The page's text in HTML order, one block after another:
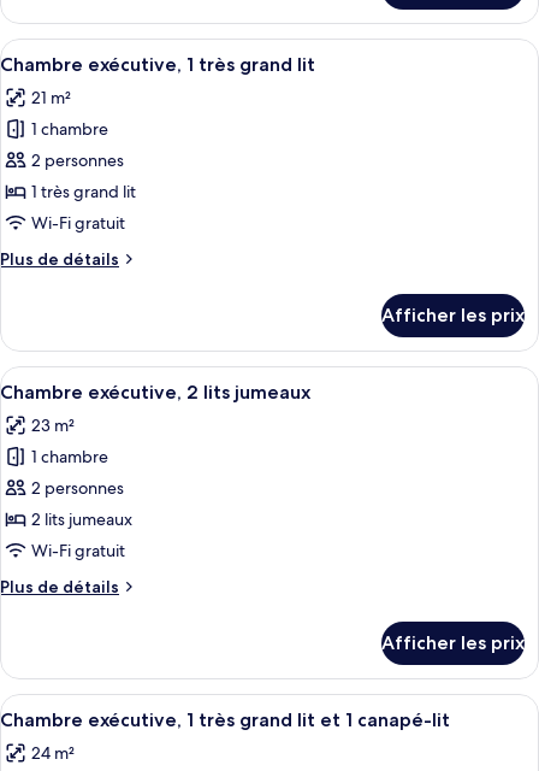
lit
jumeau
Urban,
Chambre,
1
jumeau
Afficher
toutes
les
photos
pour
ce
type
chambre :
très
grand
lit
Une chambre d’hôtel avec un grand
4
Chambre exécutive, 1 très grand lit
21 m²
1 chambre
2 personnes
1 très grand lit
Wi-Fi gratuit
Plus de détails
Plus
Chambre
exécutive,
1
grand
lit
Afficher les prix
Afficher
toutes
les
photos
pour
ce
type
chambre :
2
lits
jumeaux
Une chambre d’hôtel avec deux
4
Chambre exécutive, 2 lits jumeaux
23 m²
1 chambre
2 personnes
2 lits jumeaux
Wi-Fi gratuit
Plus de détails
Plus
Chambre
exécutive,
2
jumeaux
Afficher les prix
Afficher
toutes
les
Une chambre d’hôtel avec un
4
Chambre exécutive, 1 très grand lit et 1 canapé-lit
24 m²